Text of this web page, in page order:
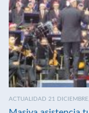
ACTUALIDAD 21